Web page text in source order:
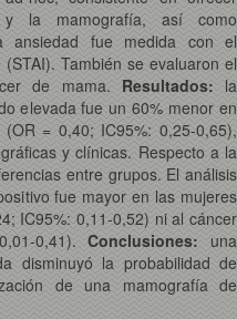
y la mamografía, así como
ansiedad fue medida con el
También se evaluaron el
de mama. Resultados: la
elevada fue un 60% menor en
= 0,40; IC95%: 0,25-0,65),
y clínicas. Respecto a la
entre grupos. El análisis
fue mayor en las mujeres
IC95%: 0,11-0,52) ni al cáncer
0,41).Conclusiones: una
disminuyó la probabilidad de
de una mamografía de